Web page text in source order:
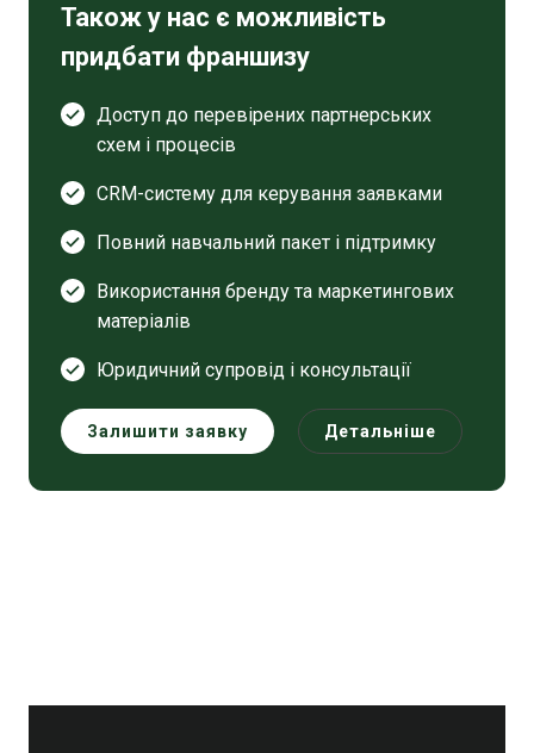
Також у нас є можливість
придбати франшизу
Доступ до перевірених партнерських
схем і процесів
CRM-систему для керування заявками
Повний навчальний пакет і підтримку
Використання бренду та маркетингових
матеріалів
Юридичний супровід і консультації
Залишити заявку Детальніше